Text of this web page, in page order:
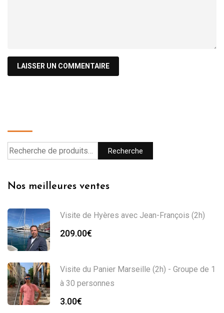
Recherche
Nos meilleures ventes
Visite de Hyères avec Jean-François (2h)
209.00€
Visite du Panier Marseille (2h) - Groupe de 1
à 30 personnes
3.00€